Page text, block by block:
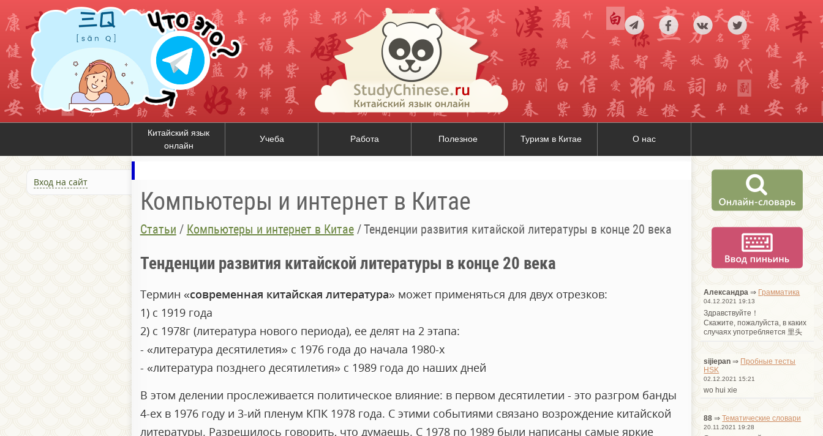
Китайский язык
онлайн
Учеба Работа Полезное Туризм в Китае О нас
Вход на сайт
Компьютеры и интернет в Китае
Статьи / Компьютеры и интернет в Китае/Тенденции развития китайской литературы в конце 20 века
Тенденции развития китайской литературы в конце 20 века
Термин «современная китайская литература» может применяться для двух отрезков:
1) с 1919 года
2) с 1978г (литература нового периода), ее делят на 2 этапа:
- «литература десятилетия» с 1976 года до начала 1980-х
- «литература позднего десятилетия» с 1989 года до наших дней
В этом делении прослеживается политическое влияние: в первом десятилетии - это разгром банды
4-ех в 1976 году и 3-ий пленум КПК 1978 года. С этими событиями связано возрождение китайской
литературы. Разрешилось говорить, что думаешь. С 1978 по 1989 были написаны самые яркие
Александра ⇒ Грамматика
04.12.2021 19:13
Здравствуйте！
Cкажите, пожалуйста, в каких
случаях употребляется 里头
sijiepan ⇒ Пробные тесты
HSK
02.12.2021 15:21
wo hui xie
88 ⇒Тематические словари
20.11.2021 19:28